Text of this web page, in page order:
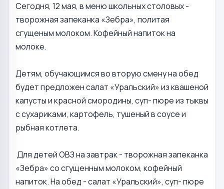
Сегодня, 12 мая, в меню школьных столовых -
творожная запеканка «Зебра», политая
сгущеным молоком. Кофейный напиток на
молоке.
Детям, обучающимся во вторую смену на обед
будет предложен салат «Уральский» из квашеной
капусты и красной смородины, суп- пюре из тыквы
с сухариками, картофель, тушеный в соусе и
рыбная котлета.
Для детей ОВЗ на завтрак - творожная запеканка
«Зебра» со сгущенным молоком, кофейный
напиток. На обед - салат «Уральский», суп- пюре